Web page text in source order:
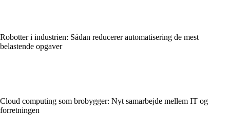
Robotter i industrien: Sådan reducerer automatisering de mest
belastende opgaver
Cloud computing som brobygger: Nyt samarbejde mellem IT og
forretningen